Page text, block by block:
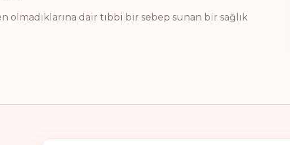
olmadıklarına dair tıbbi bir sebep sunan bir sağlık